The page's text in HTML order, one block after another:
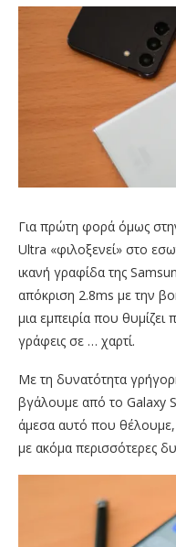
Για πρώτη φορά όμως
Ultra «φιλοξενεί» στο
ικανή γραφίδα της
απόκριση 2.8ms με την
μια εμπειρία που
γράφεις σε … χαρτί.
Με τη δυνατότητα
βγάλουμε από το Galaxy
άμεσα αυτό που
με ακόμα περισσότερες